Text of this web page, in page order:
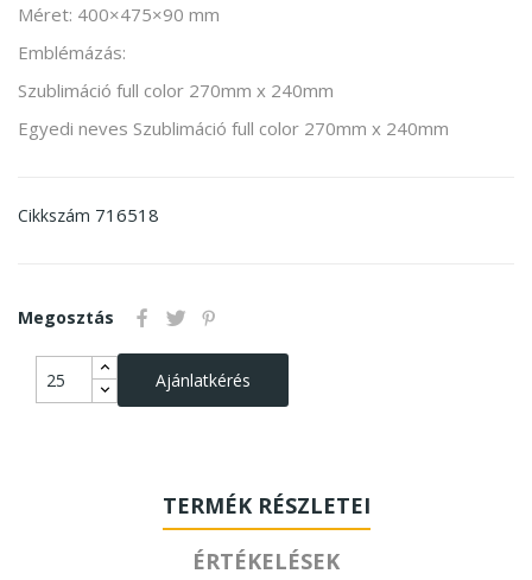
Méret: 400×475×90 mm
Emblémázás:
Szublimáció full color 270mm x 240mm
Egyedi neves Szublimáció full color 270mm x 240mm
Cikkszám 716518
Megosztás
Ajánlatkérés
TERMÉK RÉSZLETEI
ÉRTÉKELÉSEK